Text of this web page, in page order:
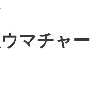
マチャー